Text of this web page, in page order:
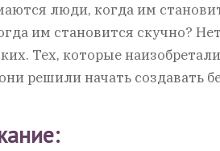
люди, когда им
им становится скучно?
Тех, которые
решили начать создавать